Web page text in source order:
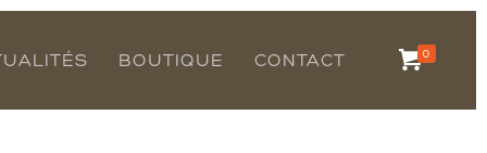
BOUTIQUE CONTACT 0